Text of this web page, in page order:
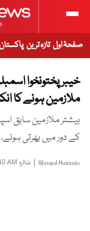
صفحۂ اول تازہ ترین
ملازمین ہونے کا
بیشتر ملازمین سابق
کے دور میں بھرتی ہوئے،
Ahmed Hussain
| شائع AM